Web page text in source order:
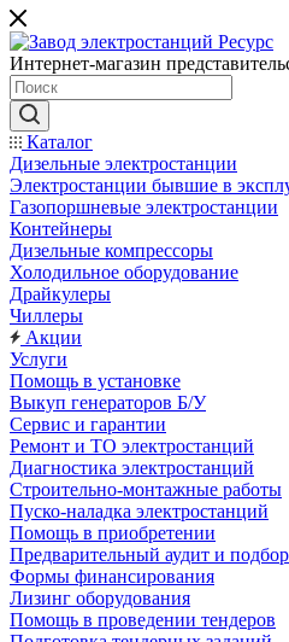
Интернет-магазин
Каталог
Дизельные электростанции
Электростанции бывшие в
Газопоршневые электростанции
Контейнеры
Дизельные компрессоры
Холодильное оборудование
Драйкулеры
Чиллеры
Акции
Услуги
Помощь в установке
Выкуп генераторов Б/У
Сервис и гарантии
Ремонт и ТО электростанций
Диагностика электростанций
Строительно-монтажные работы
Пуско-наладка электростанций
Помощь в приобретении
Предварительный аудит и
Формы финансирования
Лизинг оборудования
Помощь в проведении тендеров